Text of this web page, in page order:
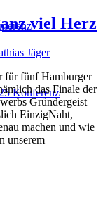
Konferenz
viel Herz
Jäger
für fünf Hamburger
das Finale der
Gründergeist
EinzigNaht,
machen und wie
unserem